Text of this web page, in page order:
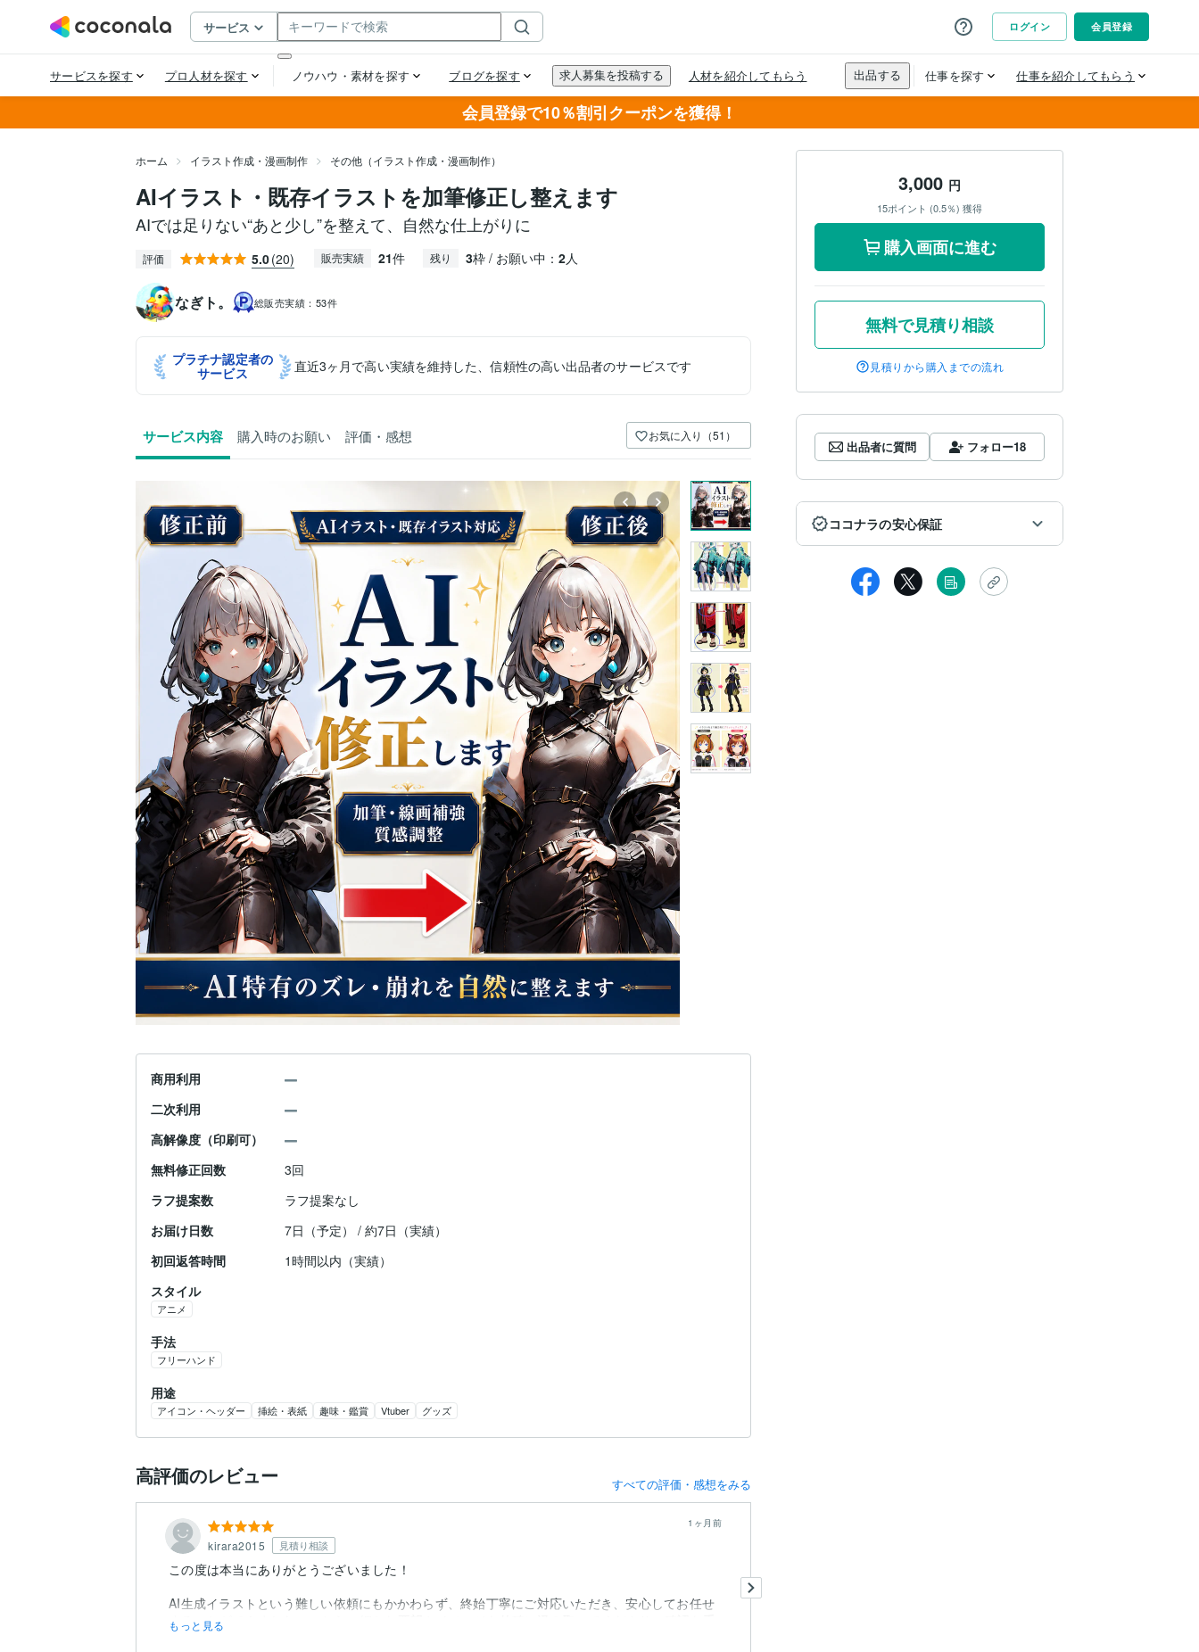
会員登録で10％割引クーポンを獲得！
ホーム イラスト作成・漫画制作 その他（イラスト作成・漫画制作）
AIイラスト・既存イラストを加筆修正し整えます
AIでは足りない“あと少し”を整えて、自然な仕上がりに
評価 5.0(20) 販売実績 21件 残り 3枠 / お願い中： 2人
なぎト。 総販売実績： 53件
プラチナ認定者の
サービス
直近3ヶ月で高い実績を維持した、信頼性の高い出品者のサービスです
サービス内容 購入時のお願い 評価・感想 お気に入り（51）
商用利用
二次利用
高解像度（印刷可）
無料修正回数
3回
ラフ提案数
ラフ提案なし
お届け日数
7日（予定） / 約7日（実績）
初回返答時間
1時間以内（実績）
スタイル
アニメ
手法
フリーハンド
用途
アイコン・ヘッダー 挿絵・表紙 趣味・鑑賞 Vtuber グッズ
高評価のレビュー すべての評価・感想をみる
kirara2015 見積り相談
1ヶ月前
この度は本当にありがとうございました！
AI生成イラストという難しい依頼にもかかわらず、終始丁寧にご対応いただき、安心してお任せ
することができました。こちらの細かな要望やイメージも的確に汲み取ってくださり、確認を重
ねながら進めていただけた点も非常にありがた...
もっと見る
3,000 円
15ポイント (0.5％) 獲得
購入画面に進む
無料で見積り相談
見積りから購入までの流れ
出品者に質問 フォロー18
ココナラの安心保証